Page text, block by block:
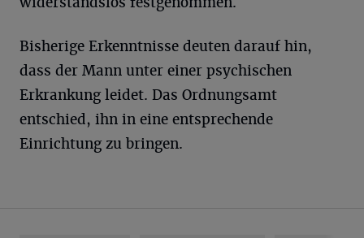
Bisherige Erkenntnisse deuten darauf hin,
dass der Mann unter einer psychischen
Erkrankung leidet. Das Ordnungsamt
entschied, ihn in eine entsprechende
Einrichtung zu bringen.